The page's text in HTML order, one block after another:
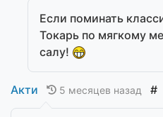
Если поминать
Токарь по мягкому
салу!
Акти 5 месяцев назад #